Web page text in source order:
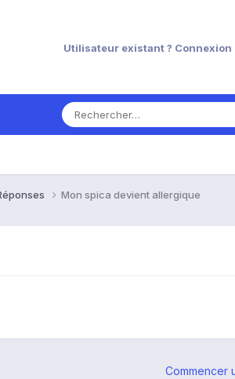
Utilisateur existant ? Connexion
Mon spica devient allergique
Commencer